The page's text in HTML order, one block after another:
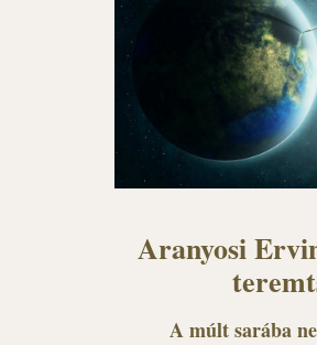
Aranyosi
A múlt sarába